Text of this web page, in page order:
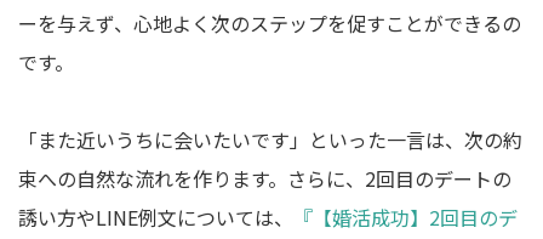
ーを与えず、心地よく次のステップを促すことができるの
です。
「また近いうちに会いたいです」といった一言は、次の約
束への自然な流れを作ります。さらに、2回目のデートの
誘い方やLINE例文については、
『【婚活成功】2回目のデ